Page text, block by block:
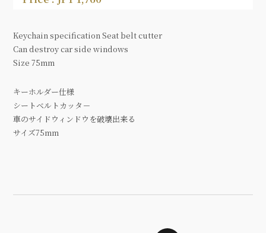
Keychain specification Seat belt cutter
Can destroy car side windows
Size 75mm
キーホルダー仕様
シートベルトカッタ－
車のサイドウィンドウを破壊出来る
サイズ75mm